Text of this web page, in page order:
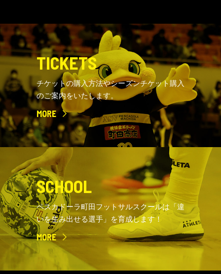
TICKETS
チケットの購入方法やシーズンチケット購入
のご案内をいたします。
MORE
SCHOOL
ペスカドーラ町田フットサルスクールは「違
いを生み出せる選手」を育成します！
MORE